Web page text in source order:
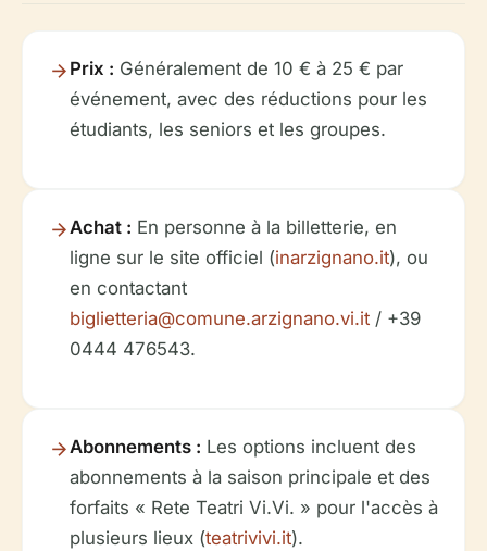
Prix : Généralement de 10 € à 25 € par
événement, avec des réductions pour les
étudiants, les seniors et les groupes.
Achat : En personne à la billetterie, en
ligne sur le site officiel (inarzignano.it), ou
en contactant
biglietteria@comune.arzignano.vi.it / +39
0444 476543.
Abonnements : Les options incluent des
abonnements à la saison principale et des
forfaits « Rete Teatri Vi.Vi. » pour l'accès à
plusieurs lieux (teatrivivi.it).